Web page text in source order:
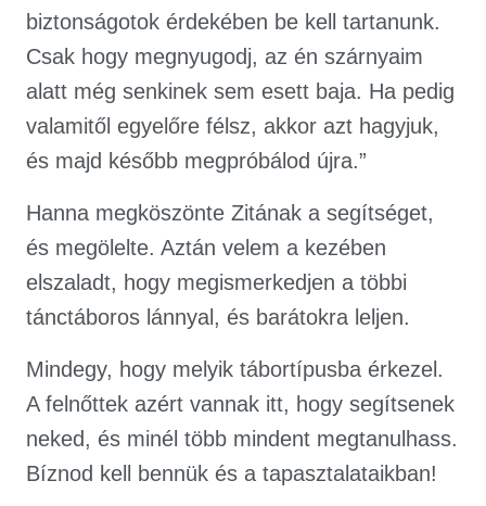
biztonságotok érdekében be kell tartanunk.
Csak hogy megnyugodj, az én szárnyaim
alatt még senkinek sem esett baja. Ha pedig
valamitől egyelőre félsz, akkor azt hagyjuk,
és majd később megpróbálod újra.”
Hanna megköszönte Zitának a segítséget,
és megölelte. Aztán velem a kezében
elszaladt, hogy megismerkedjen a többi
tánctáboros lánnyal, és barátokra leljen.
Mindegy, hogy melyik tábortípusba érkezel.
A felnőttek azért vannak itt, hogy segítsenek
neked, és minél több mindent megtanulhass.
Bíznod kell bennük és a tapasztalataikban!